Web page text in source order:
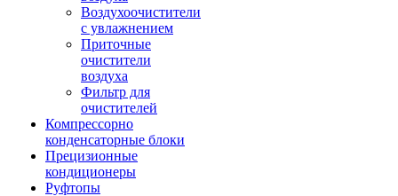
Воздухоочистители
с увлажнением
Приточные
очистители
воздуха
Фильтр для
очистителей
Компрессорно
конденсаторные блоки
Прецизионные
кондиционеры
Руфтопы